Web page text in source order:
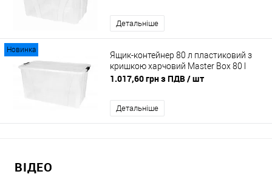
Детальніше
Новинка
Ящик-контейнер 80 л пластиковий з
кришкою харчовий Master Box 80 l
1.017,60 грн з ПДВ/ шт
Детальніше
ВІДЕО